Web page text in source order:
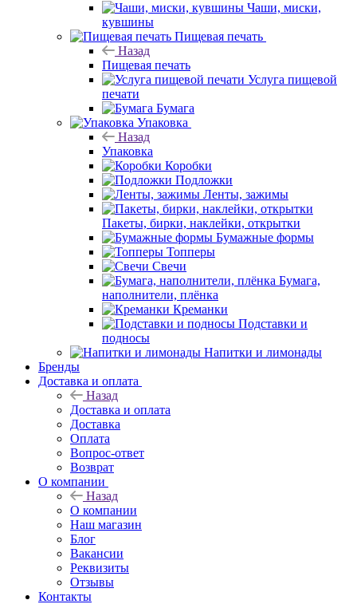
Чаши, миски,
кувшины
Пищевая печать
Назад
Пищевая печать
Услуга пищевой
печати
Бумага
Упаковка
Назад
Упаковка
Коробки
Подложки
Ленты, зажимы
Пакеты, бирки, наклейки, открытки
Бумажные формы
Топперы
Свечи
Бумага,
наполнители, плёнка
Креманки
Подставки и
подносы
Напитки и лимонады
Бренды
Доставка и оплата
Назад
Доставка и оплата
Доставка
Оплата
Вопрос-ответ
Возврат
О компании
Назад
О компании
Наш магазин
Блог
Вакансии
Реквизиты
Отзывы
Контакты